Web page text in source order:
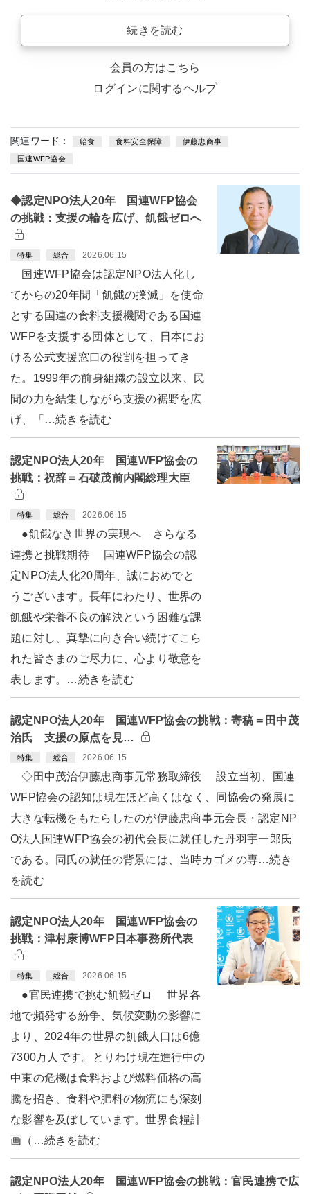
続きを読む
会員の方はこちら
ログインに関するヘルプ
関連ワード： 給食 食料安全保障 伊藤忠商事
国連WFP協会
◆認定NPO法人20年 国連WFP協会
の挑戦：支援の輪を広げ、飢餓ゼロへ
特集 総合 2026.06.15
国連WFP協会は認定NPO法人化し
てからの20年間「飢餓の撲滅」を使命
とする国連の食料支援機関である国連
WFPを支援する団体として、日本にお
ける公式支援窓口の役割を担ってき
た。1999年の前身組織の設立以来、民
間の力を結集しながら支援の裾野を広
げ、「…続きを読む
認定NPO法人20年 国連WFP協会の
挑戦：祝辞＝石破茂前内閣総理大臣
特集 総合 2026.06.15
●飢餓なき世界の実現へ さらなる
連携と挑戦期待 国連WFP協会の認
定NPO法人化20周年、誠におめでと
うございます。長年にわたり、世界の
飢餓や栄養不良の解決という困難な課
題に対し、真摯に向き合い続けてこら
れた皆さまのご尽力に、心より敬意を
表します。…続きを読む
認定NPO法人20年 国連WFP協会の挑戦：寄稿＝田中茂
治氏 支援の原点を見…
特集 総合 2026.06.15
◇田中茂治伊藤忠商事元常務取締役 設立当初、国連
WFP協会の認知は現在ほど高くはなく、同協会の発展に
大きな転機をもたらしたのが伊藤忠商事元会長・認定NP
O法人国連WFP協会の初代会長に就任した丹羽宇一郎氏
である。同氏の就任の背景には、当時カゴメの専…続き
を読む
認定NPO法人20年 国連WFP協会の
挑戦：津村康博WFP日本事務所代表
特集 総合 2026.06.15
●官民連携で挑む飢餓ゼロ 世界各
地で頻発する紛争、気候変動の影響に
より、2024年の世界の飢餓人口は6億
7300万人です。とりわけ現在進行中の
中東の危機は食料および燃料価格の高
騰を招き、食料や肥料の物流にも深刻
な影響を及ぼしています。世界食糧計
画（…続きを読む
認定NPO法人20年 国連WFP協会の挑戦：官民連携で広